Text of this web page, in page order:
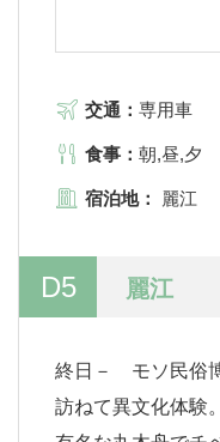
交通： 専用車
食事： 朝,昼,夕
宿泊地： 麗江
D5 麗江
終日－ モソ民俗
訪ねて異文化体験。